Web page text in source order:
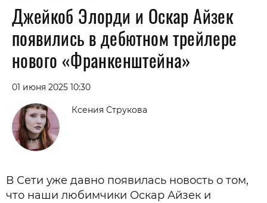
ИНТЕРВЬЮ
ПОКОЛЕНИЕ
Джейкоб Элорди и Оскар Айзек
появились в дебютном трейлере
нового «Франкенштейна»
01 июня 2025 10:30
Ксения Струкова
В Сети уже давно появилась новость о том,
что наши любимчики Оскар Айзек и